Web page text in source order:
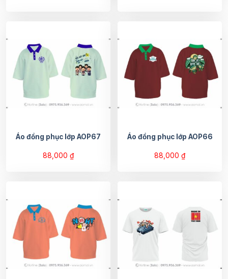
Áo đồng phục lớp AOP67
88,000 ₫
Áo đồng phục lớp AOP66
88,000 ₫